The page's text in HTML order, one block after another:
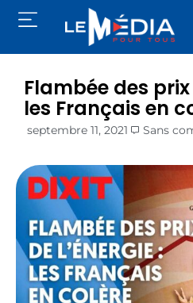
Flambée des prix
les Français en
septembre 11, 2021 Sans